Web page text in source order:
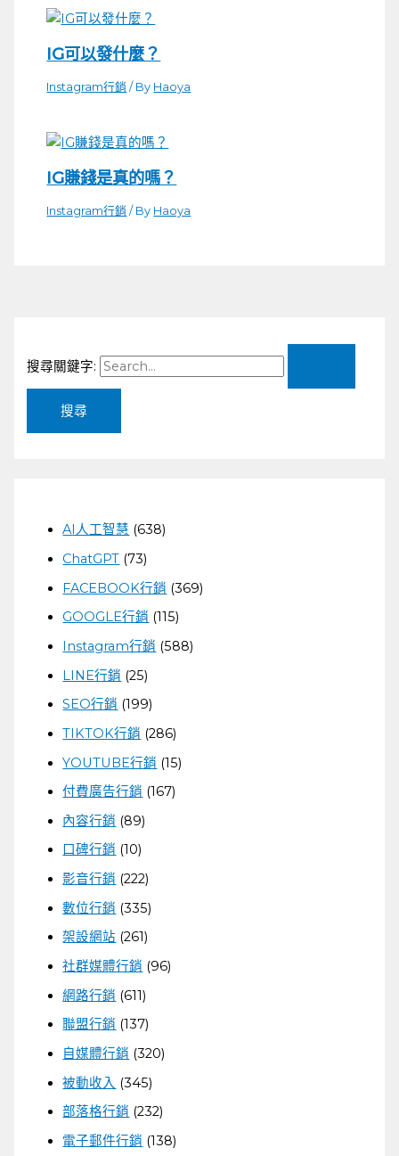
IG可以發什麼？
Instagram行銷 / By Haoya
IG賺錢是真的嗎？
Instagram行銷 / By Haoya
搜尋關鍵字:
AI人工智慧 (638)
ChatGPT (73)
FACEBOOK行銷 (369)
GOOGLE行銷 (115)
Instagram行銷 (588)
LINE行銷 (25)
SEO行銷 (199)
TIKTOK行銷 (286)
YOUTUBE行銷 (15)
付費廣告行銷 (167)
內容行銷 (89)
口碑行銷 (10)
影音行銷 (222)
數位行銷 (335)
架設網站 (261)
社群媒體行銷 (96)
網路行銷 (611)
聯盟行銷 (137)
自媒體行銷 (320)
被動收入 (345)
部落格行銷 (232)
電子郵件行銷 (138)